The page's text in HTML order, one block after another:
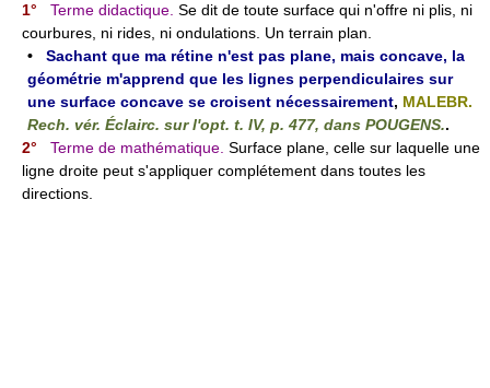
1°
Terme didactique. Se dit de toute surface qui n'offre ni plis, ni
courbures, ni rides, ni ondulations. Un terrain plan.
• Sachant que ma rétine n'est pas plane, mais concave, la
géométrie m'apprend que les lignes perpendiculaires sur
une surface concave se croisent nécessairement, MALEBR.
Rech. vér. Éclairc. sur l'opt. t. IV, p. 477, dans POUGENS..
2°
Terme de mathématique. Surface plane, celle sur laquelle une
ligne droite peut s'appliquer complétement dans toutes les
directions.